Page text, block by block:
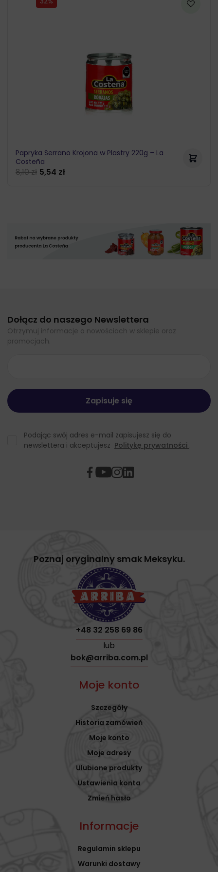
9,12 zł.
7,29 zł.
Papryka Serrano Krojona w Plastry 220g – La
Costeña
8,10zł
Pierwotna
5,54 zł
Aktualna
Dołącz do naszego Newslettera
Otrzymuj informacje o nowościach w sklepie oraz
promocjach.
Podając swój adres e-mail zapisujesz się do
newslettera i akceptujesz Politykę prywatności .
Poznaj oryginalny smak Meksyku.
+48 32 258 69 86
lub
bok@arriba.com.pl
Moje konto
Szczegóły
Historia zamówień
Moje konto
Moje adresy
Ulubione produkty
Ustawienia konta
Zmień hasło
Informacje
Regulamin sklepu
Warunki dostawy